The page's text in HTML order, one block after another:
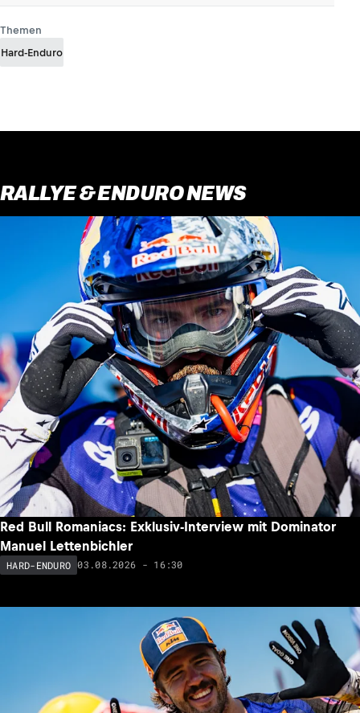
Themen
Hard-Enduro
RALLYE & ENDURO NEWS
Red Bull Romaniacs: Exklusiv-Interview mit Dominator
Manuel Lettenbichler
HARD-ENDURO 03.08.2026 - 16:30